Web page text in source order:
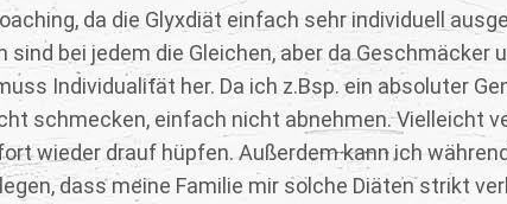
da die Glyxdiät einfach sehr individuell
sind bei jedem die Gleichen, aber da Geschmäcker
Individualität her. Da ich z.Bsp. ein absoluter
schmecken, einfach nicht abnehmen. Vielleicht
wieder drauf hüpfen. Außerdem kann ich
dass meine Familie mir solche Diäten strikt